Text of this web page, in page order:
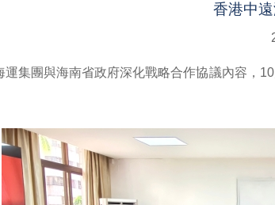
香港中
運集團與海南省政府深化戰略合作協議內容，